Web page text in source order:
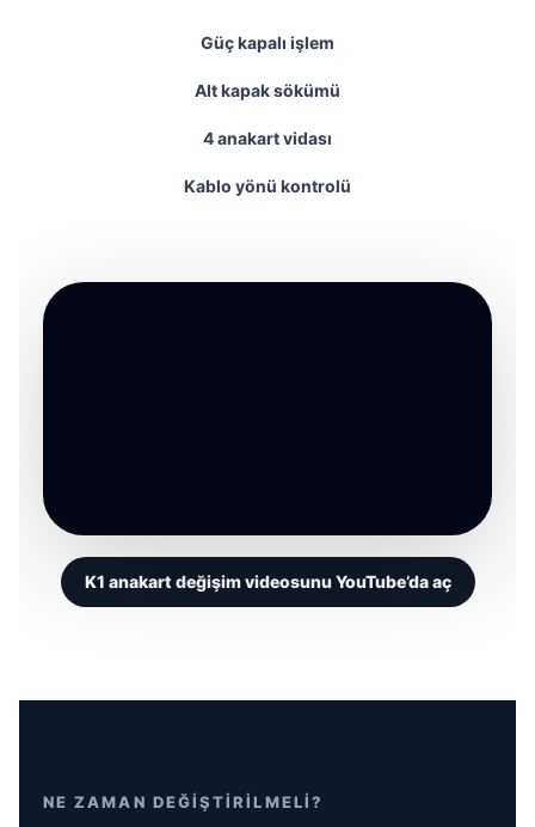
Güç kapalı işlem
Alt kapak sökümü
4 anakart vidası
Kablo yönü kontrolü
K1 anakart değişim videosunu YouTube’da aç
NE ZAMAN DEĞİŞTİRİLMELİ?